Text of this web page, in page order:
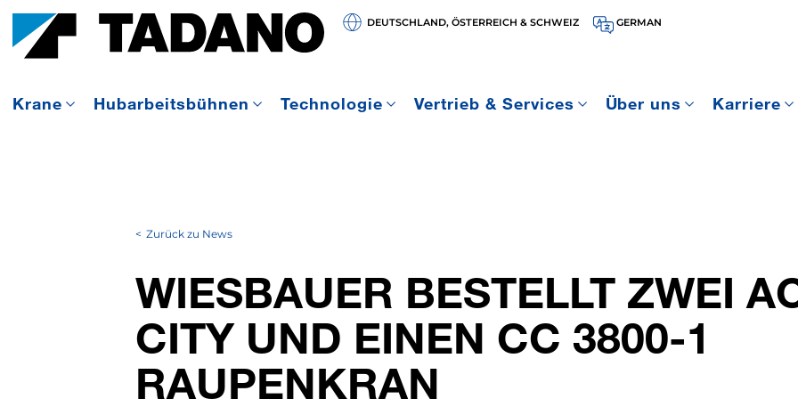
DEUTSCHLAND, ÖSTERREICH & SCHWEIZ GERMAN
Krane Hubarbeitsbühnen Technologie Vertrieb & Services Über uns Karriere
Zurück zu News
WIESBAUER BESTELLT ZWEI
CITY UND EINEN CC 3800-1
RAUPENKRAN